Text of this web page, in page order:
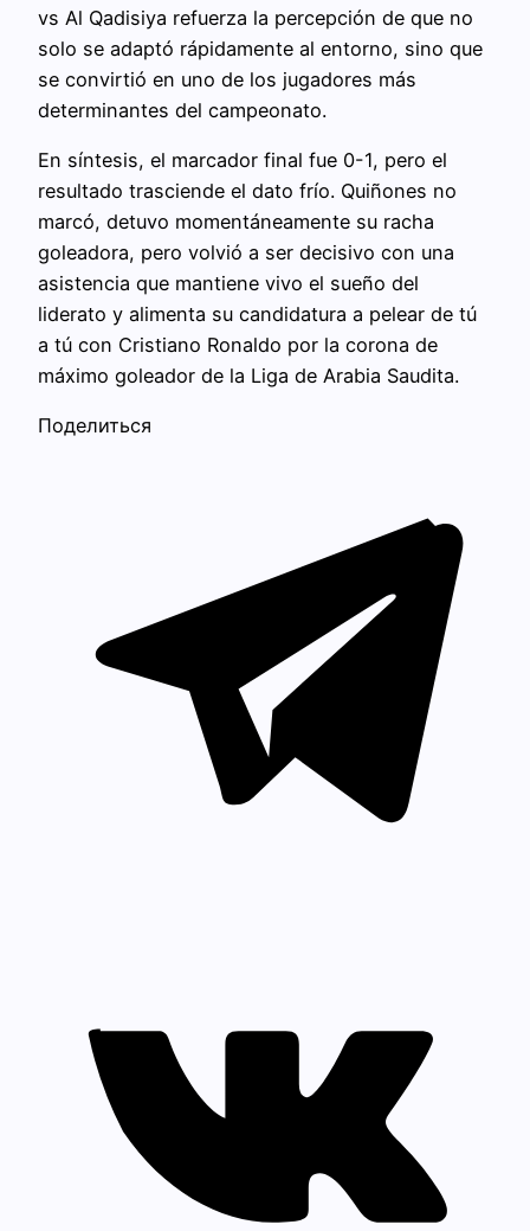
vs Al Qadisiya refuerza la percepción de que no
solo se adaptó rápidamente al entorno, sino que
se convirtió en uno de los jugadores más
determinantes del campeonato.
En síntesis, el marcador final fue 0-1, pero el
resultado trasciende el dato frío. Quiñones no
marcó, detuvo momentáneamente su racha
goleadora, pero volvió a ser decisivo con una
asistencia que mantiene vivo el sueño del
liderato y alimenta su candidatura a pelear de tú
a tú con Cristiano Ronaldo por la corona de
máximo goleador de la Liga de Arabia Saudita.
Поделиться